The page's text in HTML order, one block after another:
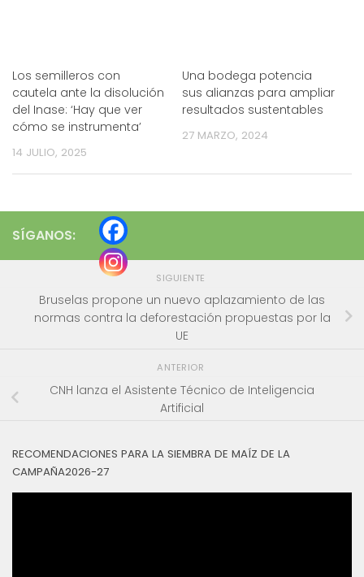
Los semilleros con
cautela ante la disolución
del Inase: ‘Hay que ver
cómo se instrumenta’
14 JULIO, 2025
Una bodega potencia
sus alianzas para ampliar
resultados sustentables
27 MARZO, 2024
SÍGANOS:
SIGUIENTE
Bruselas propone un nuevo aplazamiento de las
normas contra la deforestación propuestas por la
UE
ANTERIOR
CNH lanza el Asistente Técnico de Inteligencia
Artificial
RECOMENDACIONES PARA LA SIEMBRA DE MAÍZ DE LA
CAMPAÑA2026-27